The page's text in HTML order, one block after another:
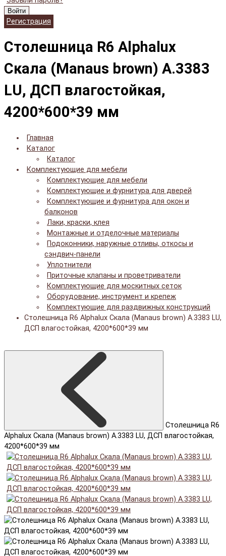
Войти
Регистрация
Cтолешница R6 Alphalux
Скала (Manaus brown) A.3383
LU, ДСП влагостойкая,
4200*600*39 мм
Главная
Каталог
Каталог
Комплектующие для мебели
Комплектующие для мебели
Комплектующие и фурнитура для дверей
Комплектующие и фурнитура для окон и
балконов
Лаки, краски, клея
Монтажные и отделочные материалы
Подоконники, наружные отливы, откосы и
сэндвич-панели
Уплотнители
Приточные клапаны и проветриватели
Комплектующие для москитных сеток
Оборудование, инструмент и крепеж
Комплектующие для раздвижных конструкций
Cтолешница R6 Alphalux Скала (Manaus brown) A.3383 LU,
ДСП влагостойкая, 4200*600*39 мм
Cтолешница R6
Alphalux Скала (Manaus brown) A.3383 LU, ДСП влагостойкая,
4200*600*39 мм